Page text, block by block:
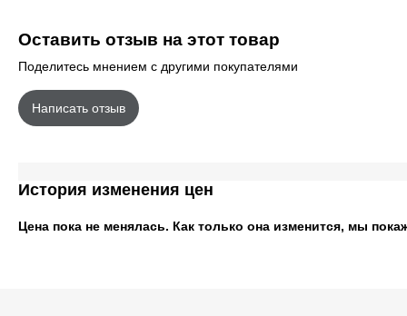
Оставить отзыв на этот товар
Поделитесь мнением с другими покупателями
Написать отзыв
История изменения цен
Цена пока не менялась. Как только она изменится, мы